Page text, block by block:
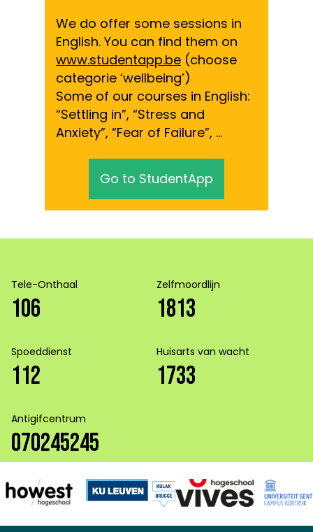
We do offer some sessions in
English. You can find them on
www.studentapp.be (choose
categorie ‘wellbeing’)
Some of our courses in English:
“Settling in”, “Stress and
Anxiety”, “Fear of Failure”, …
Go to StudentApp
Tele-Onthaal
106
Zelfmoordlijn
1813
Spoeddienst
112
Huisarts van wacht
1733
Antigifcentrum
070245245